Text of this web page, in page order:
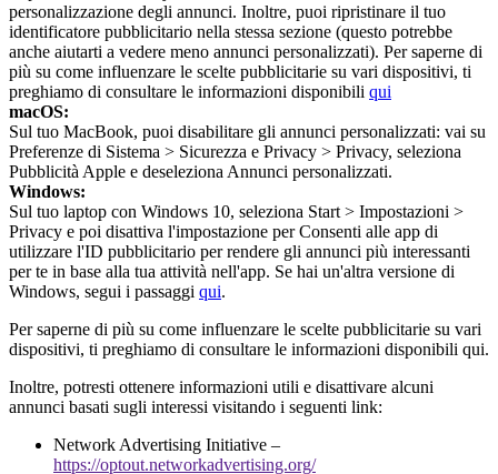
personalizzazione degli annunci. Inoltre, puoi ripristinare il tuo
identificatore pubblicitario nella stessa sezione (questo potrebbe
anche aiutarti a vedere meno annunci personalizzati). Per saperne di
più su come influenzare le scelte pubblicitarie su vari dispositivi, ti
preghiamo di consultare le informazioni disponibili qui
macOS:
Sul tuo MacBook, puoi disabilitare gli annunci personalizzati: vai su
Preferenze di Sistema > Sicurezza e Privacy > Privacy, seleziona
Pubblicità Apple e deseleziona Annunci personalizzati.
Windows:
Sul tuo laptop con Windows 10, seleziona Start > Impostazioni >
Privacy e poi disattiva l'impostazione per Consenti alle app di
utilizzare l'ID pubblicitario per rendere gli annunci più interessanti
per te in base alla tua attività nell'app. Se hai un'altra versione di
Windows, segui i passaggi qui.
Per saperne di più su come influenzare le scelte pubblicitarie su vari
dispositivi, ti preghiamo di consultare le informazioni disponibili qui.
Inoltre, potresti ottenere informazioni utili e disattivare alcuni
annunci basati sugli interessi visitando i seguenti link:
Network Advertising Initiative –
https://optout.networkadvertising.org/